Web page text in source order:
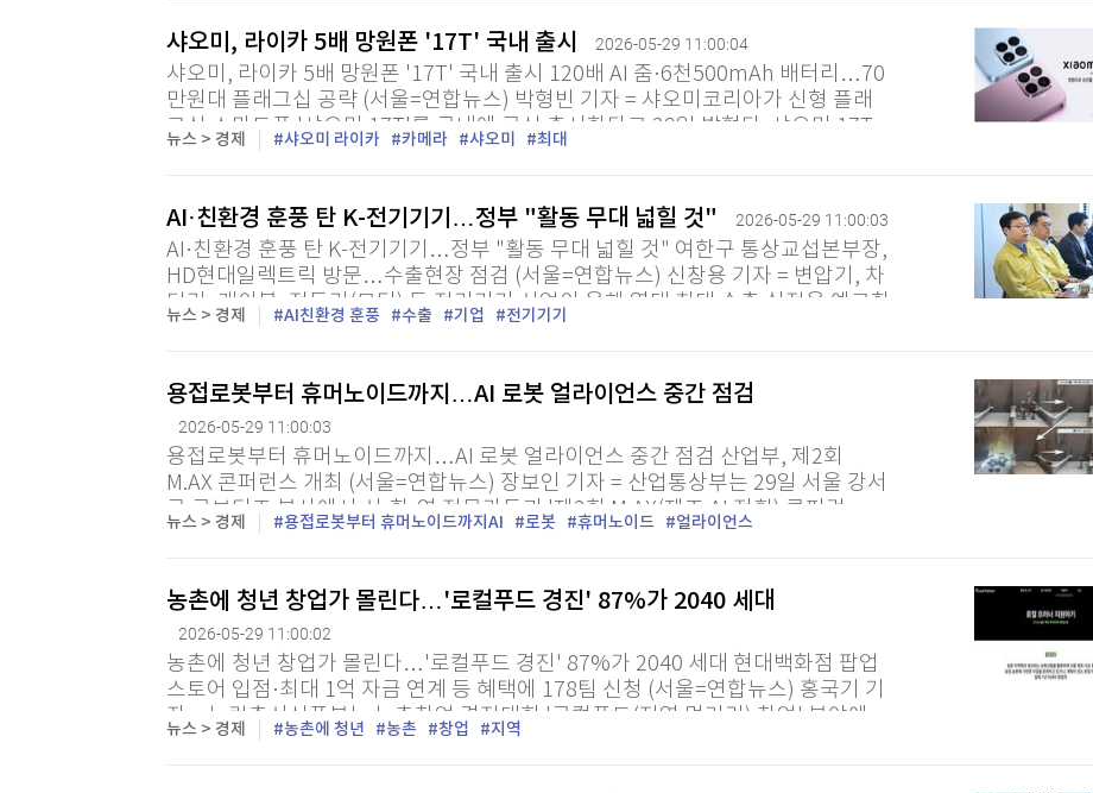
샤오미, 라이카 5배 망원폰 '17T' 국내 출시 2026-05-29 11:00:04
샤오미, 라이카 5배 망원폰 '17T' 국내 출시 120배 AI 줌·6천500mAh 배터리…70
만원대 플래그십 공략 (서울=연합뉴스) 박형빈 기자 = 샤오미코리아가 신형 플래
그십 스마트폰 '샤오미 17T'를 국내에 공식 출시한다고 29일 밝혔다. 샤오미 17T
는 독일 카메라 브랜드 라이카(Leica)와 공동 개발한 카메라...
뉴스 > 경제 샤오미 라이카 카메라 샤오미 최대
AI·친환경 훈풍 탄 K-전기기기…정부 "활동 무대 넓힐 것" 2026-05-29 11:00:03
AI·친환경 훈풍 탄 K-전기기기…정부 "활동 무대 넓힐 것" 여한구 통상교섭본부장,
HD현대일렉트릭 방문…수출현장 점검 (서울=연합뉴스) 신창용 기자 = 변압기, 차
단기, 케이블, 전동기(모터) 등 전기기기 산업이 올해 역대 최대 수출 실적을 예고한
가운데 정부가 수출 현장을 찾아 지원을 약속했다. 여한구 산업통상부...
뉴스 > 경제 AI친환경 훈풍 수출 기업 전기기기
용접로봇부터 휴머노이드까지…AI 로봇 얼라이언스 중간 점검
2026-05-29 11:00:03
용접로봇부터 휴머노이드까지…AI 로봇 얼라이언스 중간 점검 산업부, 제2회
M.AX 콘퍼런스 개최 (서울=연합뉴스) 장보인 기자 = 산업통상부는 29일 서울 강서
구 로보티즈 본사에서 산·학·연 전문가들과 '제2회 M.AX(제조 AI 전환) 콘퍼런
스'를 열고 AI 로봇 얼라이언스의 성과와 과제를 점검했다. 산업부는 AI를...
뉴스 > 경제 용접로봇부터 휴머노이드까지AI 로봇 휴머노이드 얼라이언스
농촌에 청년 창업가 몰린다…'로컬푸드 경진' 87%가 2040 세대
2026-05-29 11:00:02
농촌에 청년 창업가 몰린다…'로컬푸드 경진' 87%가 2040 세대 현대백화점 팝업
스토어 입점·최대 1억 자금 연계 등 혜택에 178팀 신청 (서울=연합뉴스) 홍국기 기
자 = 농림축산식품부는 농촌창업 경진대회 '로컬푸드(지역 먹거리) 창업' 분야에
총 178팀이 신청했다고 29일 밝혔다. 유형별로 지역...
뉴스 > 경제 농촌에 청년 농촌 창업 지역
923
이더리움 클래식 9,225